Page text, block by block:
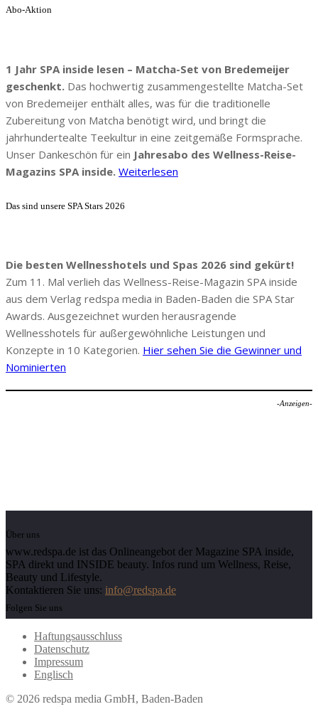
Abo-Aktion
1 Jahr SPA inside lesen – Matcha-Set von Bredemeijer
geschenkt. Das hochwertig zusammengestellte Matcha-Set
von Bredemeijer enthält alles, was für die traditionelle
Zubereitung von Matcha benötigt wird, und bringt die
jahrhundertealte Teekultur in eine zeitgemäße Formsprache.
Unser Dankeschön für ein Jahresabo des Wellness-Reise-
Magazins SPA inside. Weiterlesen
Das sind unsere SPA Stars 2026
Die besten Wellnesshotels und Spas 2026 sind gekürt!
Zum 11. Mal verlieh das Wellness-Reise-Magazin SPA inside
aus dem Verlag redspa media in Baden-Baden die SPA Star
Awards. Ausgezeichnet wurden herausragende
Wellnesshotels für außergewöhnliche Leistungen und
Konzepte in 10 Kategorien. Hier sehen Sie die Gewinner und
Nominierten
-Anzeigen-
Über uns
www.redspa.de ist das Onlineangebot der Magazine SPA inside,
SPA direkt und INSIDE beauty. Infos rund um Wellness, Reise,
Beauty und Lifestyle.
Kontaktieren Sie uns: info@redspa.de
Folgen Sie uns
Haftungsausschluss
Datenschutz
Impressum
Englisch
© 2026 redspa media GmbH, Baden-Baden